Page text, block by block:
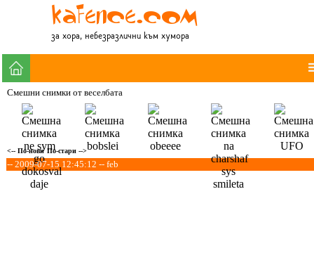
за хора, небезразлични към хумора
Смешни снимки от веселбата
<-- По-нови По-стари -->
-- 2009-07-15 12:45:12 -- feb